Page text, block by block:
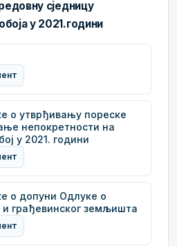
сједницу
у 2021.години
о утврђивању пореске
непокретности на
у 2021. години
о допуни Одлуке о
грађевинског земљишта